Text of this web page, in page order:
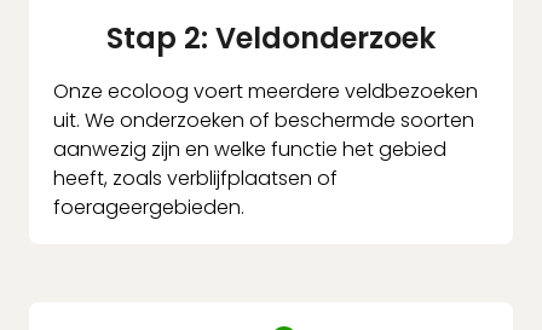
Stap 2: Veldonderzoek
Onze ecoloog voert meerdere veldbezoeken
uit. We onderzoeken of beschermde soorten
aanwezig zijn en welke functie het gebied
heeft, zoals verblijfplaatsen of
foerageergebieden.